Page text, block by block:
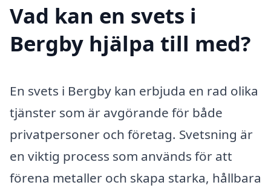
Vad kan en svets i
Bergby hjälpa till med?
En svets i Bergby kan erbjuda en rad olika
tjänster som är avgörande för både
privatpersoner och företag. Svetsning är
en viktig process som används för att
förena metaller och skapa starka, hållbara